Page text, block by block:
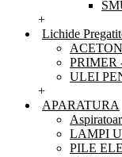
+
Lichide
PRIMER
ULEI
+
APARATURA
LAMPI
PILE